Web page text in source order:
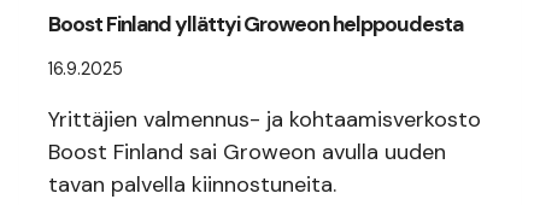
Boost Finland yllättyi Groweon helppoudesta
16.9.2025
Yrittäjien valmennus- ja kohtaamisverkosto
Boost Finland sai Groweon avulla uuden
tavan palvella kiinnostuneita.